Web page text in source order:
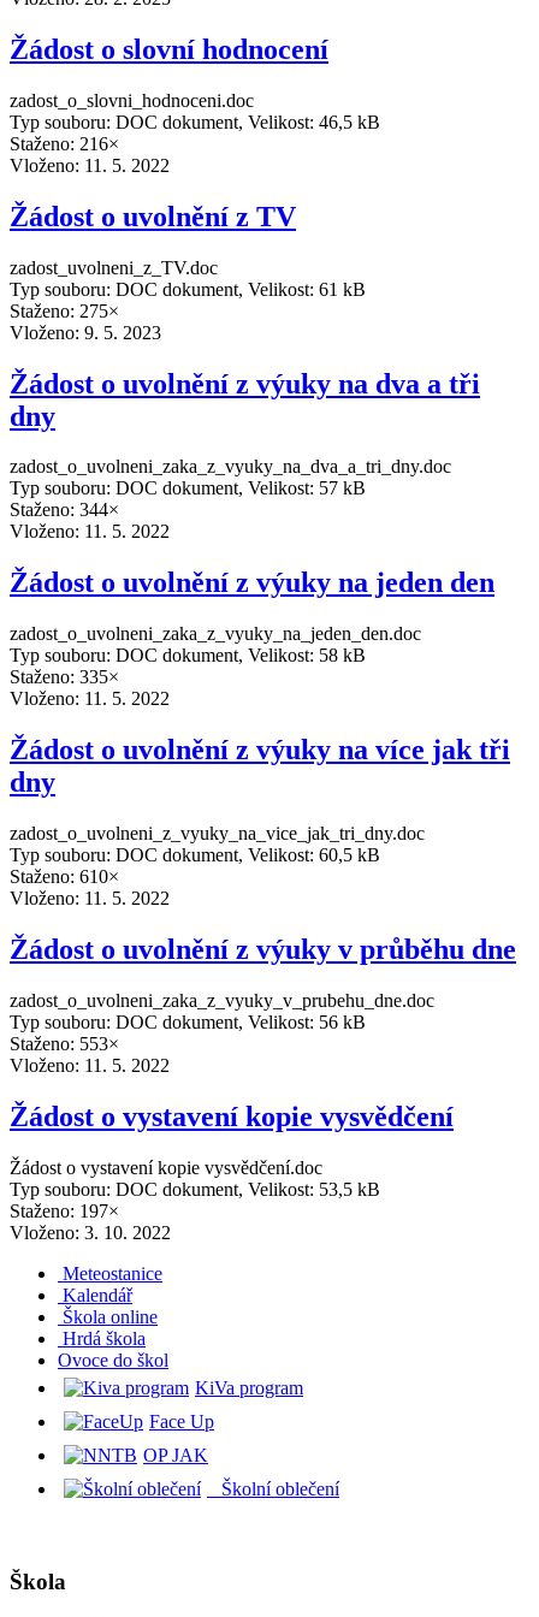
Žádost o slovní hodnocení
zadost_o_slovni_hodnoceni.doc
Typ souboru: DOC dokument, Velikost: 46,5 kB
Staženo: 216×
Vloženo: 11. 5. 2022
Žádost o uvolnění z TV
zadost_uvolneni_z_TV.doc
Typ souboru: DOC dokument, Velikost: 61 kB
Staženo: 275×
Vloženo: 9. 5. 2023
Žádost o uvolnění z výuky na dva a tři
dny
zadost_o_uvolneni_zaka_z_vyuky_na_dva_a_tri_dny.doc
Typ souboru: DOC dokument, Velikost: 57 kB
Staženo: 344×
Vloženo: 11. 5. 2022
Žádost o uvolnění z výuky na jeden den
zadost_o_uvolneni_zaka_z_vyuky_na_jeden_den.doc
Typ souboru: DOC dokument, Velikost: 58 kB
Staženo: 335×
Vloženo: 11. 5. 2022
Žádost o uvolnění z výuky na více jak tři
dny
zadost_o_uvolneni_z_vyuky_na_vice_jak_tri_dny.doc
Typ souboru: DOC dokument, Velikost: 60,5 kB
Staženo: 610×
Vloženo: 11. 5. 2022
Žádost o uvolnění z výuky v průběhu dne
zadost_o_uvolneni_zaka_z_vyuky_v_prubehu_dne.doc
Typ souboru: DOC dokument, Velikost: 56 kB
Staženo: 553×
Vloženo: 11. 5. 2022
Žádost o vystavení kopie vysvědčení
Žádost o vystavení kopie vysvědčení.doc
Typ souboru: DOC dokument, Velikost: 53,5 kB
Staženo: 197×
Vloženo: 3. 10. 2022
Meteostanice
Kalendář
Škola online
Hrdá škola
Ovoce do škol
KiVa program
Face Up
OP JAK
Školní oblečení
Škola